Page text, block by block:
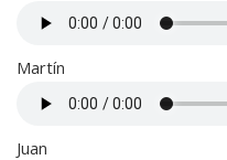
Martín
Juan